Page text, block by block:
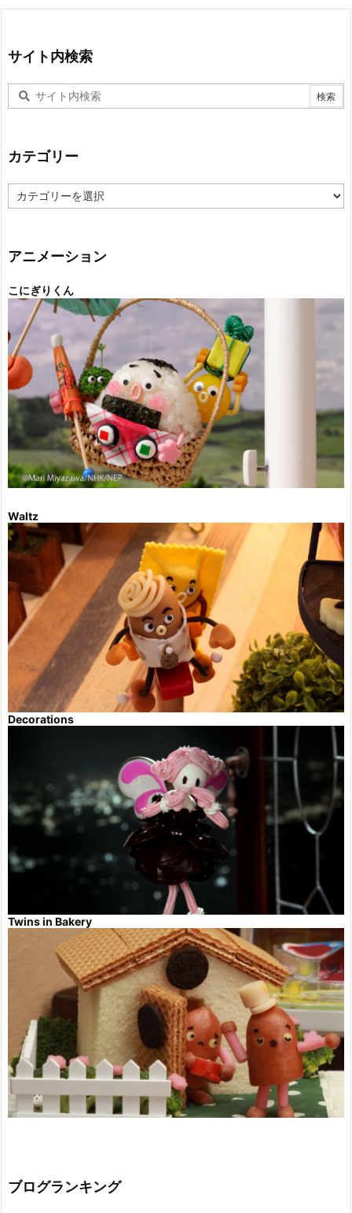
サイト内検索
カテゴリー
テ
ー
アニメーション
こにぎりくん
Waltz
Decorations
Twins in Bakery
ブログランキング